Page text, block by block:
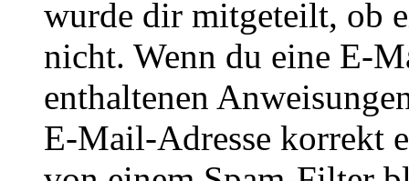
wurde dir mitgeteilt, ob
nicht. Wenn du eine E-
enthaltenen
E-Mail-Adresse korrekt